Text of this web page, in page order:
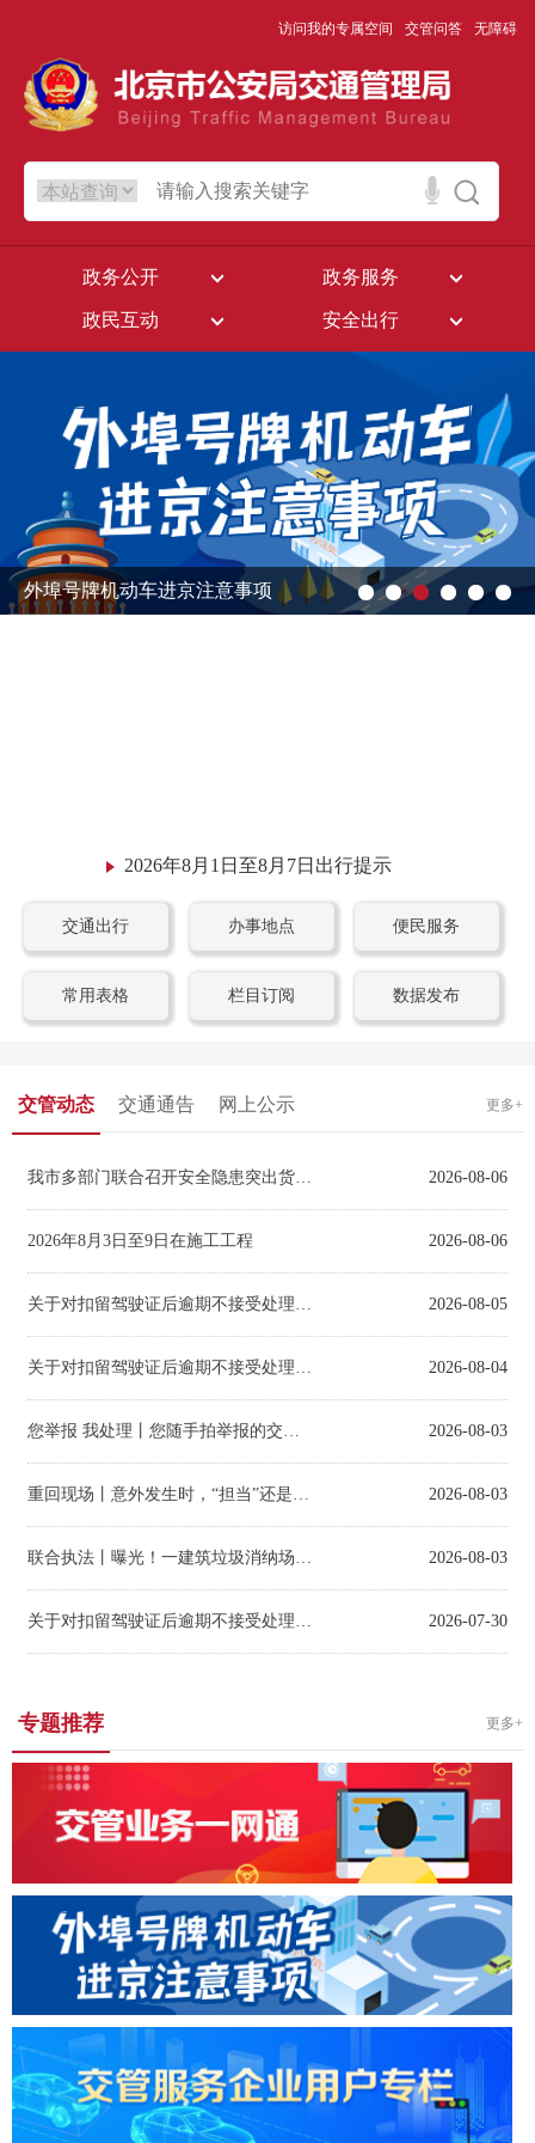
访问我的专属空间 交管问答 无障碍
政务公开 政务服务
政民互动 安全出行
外埠号牌机动车进京注意事项
2026年8月1日至8月7日出行提示
交通出行 办事地点 便民服务
常用表格 栏目订阅 数据发布
交管动态 交通通告 网上公示 更多+
我市多部门联合召开安全隐患突出货运企业通报约谈会 2026-08-06
2026年8月3日至9日在施工工程 2026-08-06
机动车驾驶人拟作出处罚决定
2026-08-05
机动车驾驶人拟作出处罚决定
2026-08-04
您举报 我处理丨您随手拍举报的交通违法已查处 2026-08-03
2026-08-03
2026-08-03
机动车驾驶人拟作出处罚决定
2026-07-30
专题推荐 更多+